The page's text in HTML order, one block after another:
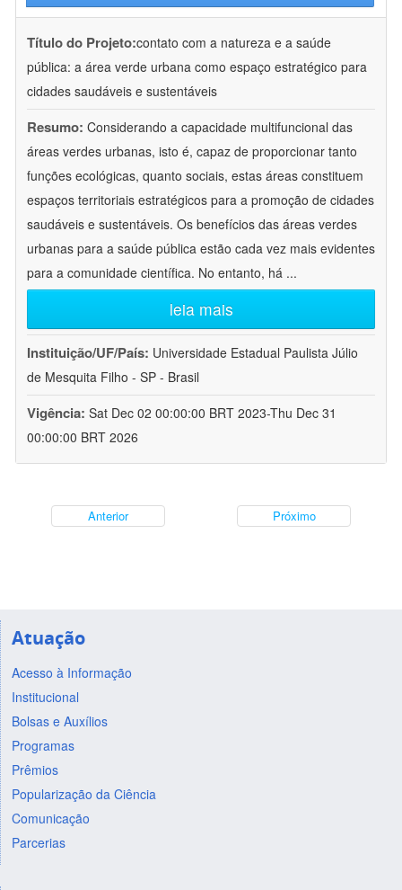
Título do Projeto:contato com a natureza e a saúde
pública: a área verde urbana como espaço estratégico para
cidades saudáveis e sustentáveis
Resumo: Considerando a capacidade multifuncional das
áreas verdes urbanas, isto é, capaz de proporcionar tanto
funções ecológicas, quanto sociais, estas áreas constituem
espaços territoriais estratégicos para a promoção de cidades
saudáveis e sustentáveis. Os benefícios das áreas verdes
urbanas para a saúde pública estão cada vez mais evidentes
para a comunidade científica. No entanto, há ...
leia mais
Instituição/UF/País: Universidade Estadual Paulista Júlio
de Mesquita Filho - SP - Brasil
Vigência: Sat Dec 02 00:00:00 BRT 2023-Thu Dec 31
00:00:00 BRT 2026
Anterior Próximo
Atuação
Acesso à Informação
Institucional
Bolsas e Auxílios
Programas
Prêmios
Popularização da Ciência
Comunicação
Parcerias